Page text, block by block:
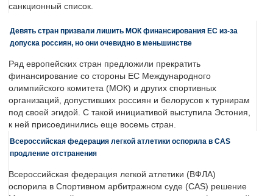
санкционный список.
Девять стран призвали лишить МОК финансирования ЕС из-за
допуска россиян, но они очевидно в меньшинстве
Ряд европейских стран предложили прекратить
финансирование со стороны ЕС Международного
олимпийского комитета (МОК) и других спортивных
организаций, допустивших россиян и белорусов к турнирам
под своей эгидой. С такой инициативой выступила Эстония,
к ней присоединились еще восемь стран.
Всероссийская федерация легкой атлетики оспорила в CAS
продление отстранения
Всероссийская федерация легкой атлетики (ВФЛА)
оспорила в Спортивном арбитражном суде (CAS) решение